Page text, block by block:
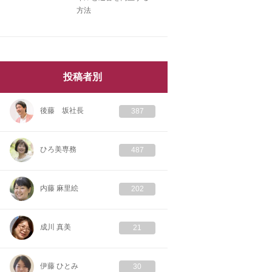
方法
投稿者別
後藤 坂社長 387
ひろ美専務 487
内藤 麻里絵 202
成川 真美 21
伊藤 ひとみ 30